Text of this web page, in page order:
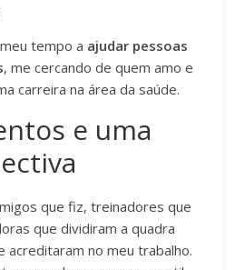
tempo a ajudar pessoas
, me cercando de quem amo e
carreira na área da saúde.
e uma
que fiz, treinadores que
que dividiram a quadra
acreditaram no meu trabalho.